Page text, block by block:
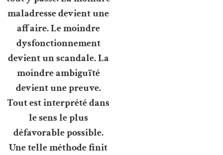
maladresse devient une
affaire. Le moindre
dysfonctionnement
devient un scandale. La
moindre ambiguïté
devient une preuve.
Tout est interprété dans
le sens le plus
défavorable possible.
Une telle méthode finit